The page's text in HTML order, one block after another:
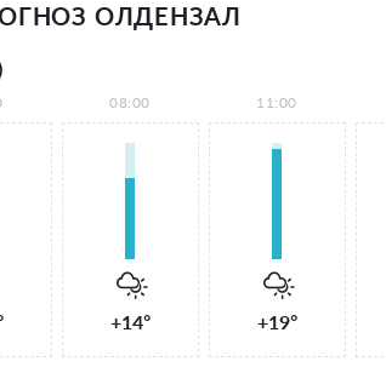
ОЛДЕНЗАЛ
08:00
+14°
11:00
+19°